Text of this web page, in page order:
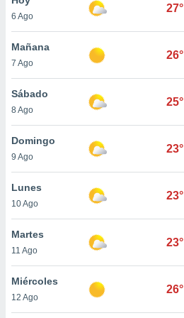
y
en
más
de
6 Ago
27°
Mañana
7 Ago
26°
Sábado
8 Ago
25°
Domingo
9 Ago
23°
Lunes
10 Ago
23°
Martes
11 Ago
23°
Miércoles
12 Ago
26°